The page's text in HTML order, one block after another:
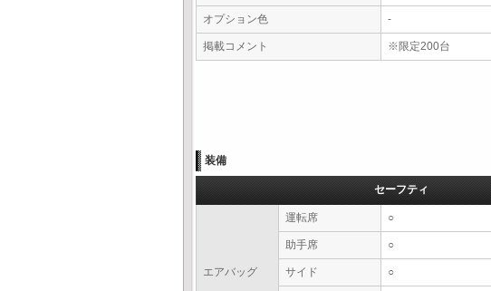
オプション色 -
掲載コメント ※限定200台
装備
セーフティ
エアバッグ
運転席 ○
助手席 ○
サイド ○